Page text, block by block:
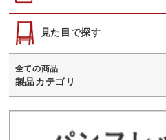
見た目で探す
全ての商品
製品カテゴリ